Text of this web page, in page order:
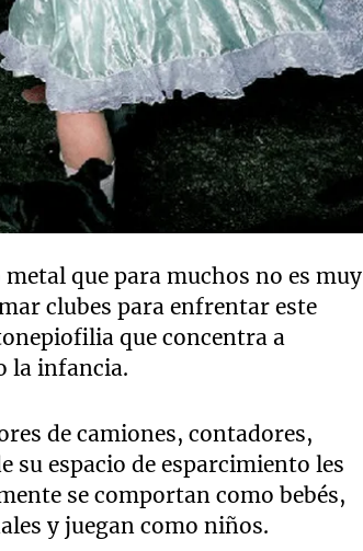
que para muchos no es muy
clubes para enfrentar este
que concentra a
la infancia.
de camiones, contadores,
su espacio de esparcimiento les
se comportan como bebés,
y juegan como niños.